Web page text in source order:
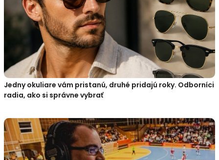
Jedny okuliare vám pristanú, druhé pridajú roky. Odborníci
radia, ako si správne vybrať